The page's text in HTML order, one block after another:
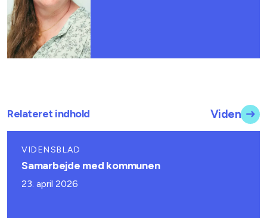
Relateret indhold Viden
VIDENSBLAD
Samarbejde med kommunen
23. april 2026